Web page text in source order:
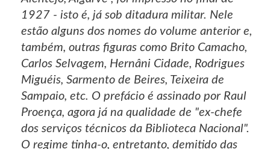
1927 - isto é, já sob ditadura militar. Nele
estão alguns dos nomes do volume anterior e,
também, outras figuras como Brito Camacho,
Carlos Selvagem, Hernâni Cidade, Rodrigues
Miguéis, Sarmento de Beires, Teixeira de
Sampaio, etc. O prefácio é assinado por Raul
Proença, agora já na qualidade de "ex-chefe
dos serviços técnicos da Biblioteca Nacional".
O regime tinha-o, entretanto, demitido das